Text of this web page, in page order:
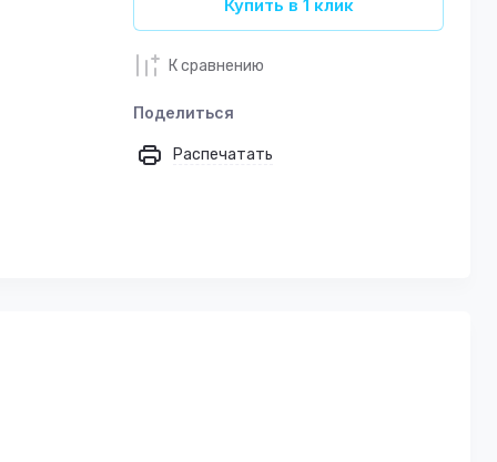
Купить в 1 клик
К сравнению
Поделиться
Распечатать